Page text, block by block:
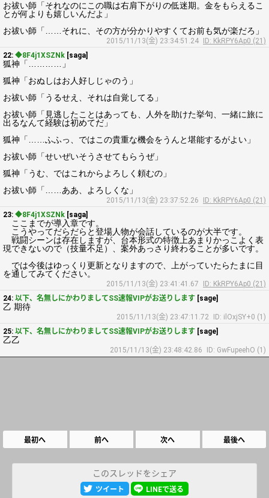
お祓い師「それなのにこの職は右肩下がりの低迷期。金をもらえるこ
とが何よりも嬉しいんだよ」
お祓い師「……それに、その方が分かりやすくてお前も気が楽だろ」
2015/11/13(金) 23:34:51.24
ID: KkRPY6Ap0 (21)
22: ◆8F4j1XSZNk [saga]
狐神「…………」
狐神「おぬしはお人好しじゃのう」
お祓い師「うるせえ、それは自覚してる」
お祓い師「見逃したことはあっても、人外を助けた挙句、一緒に旅に
出るなんて経験は初めてだ」
狐神「……ふふっ、ではこの貴重な機会をうんと堪能するがよい」
お祓い師「せいぜいそうさせてもらうぜ」
狐神「うむ、ではこれからよろしく頼むの」
お祓い師「……ああ、よろしくな」
2015/11/13(金) 23:37:52.26
ID: KkRPY6Ap0 (21)
23: ◆8F4j1XSZNk [saga]
ここまでが導入章です。
こうやってだらだらと登場人物が会話しているのが大半です。
戦闘シーンは存在しますが、台本形式の特徴上あまりかっこよく表
現できないので（技量不足）、案外あっさり終わることが多いです。
では今後はゆっくり更新となりますので、上がっていたらたまに目
を通してみてください。
2015/11/13(金) 23:41:41.67
ID: KkRPY6Ap0 (21)
24: 以下、名無しにかわりましてSS速報VIPがお送りします [sage]
乙 期待
2015/11/13(金) 23:47:11.72
ID: ilOxjSY+0 (1)
25: 以下、名無しにかわりましてSS速報VIPがお送りします [sage]
乙乙
2015/11/13(金) 23:48:42.86 ID: GwFupeehO (1)
最初へ 前へ 次へ 最後へ
このスレッドをシェア
ツイート LINEで送る